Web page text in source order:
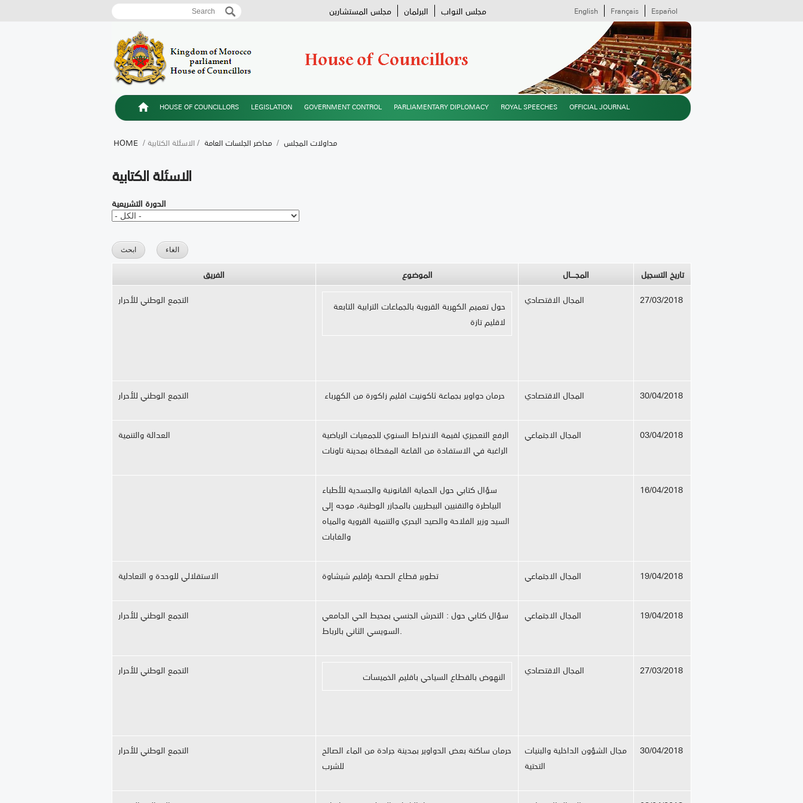
Search form
Search مجلس النواب البرلمان مجلس المستشارين Español
Français
English
HOUSE OF COUNCILLORS LEGISLATION GOVERNMENT CONTROL PARLIAMENTARY DIPLOMACY ROYAL SPEECHES OFFICIAL JOURNAL
HOME / مداولات المجلس / محاضر الجلسات العامة / الاسئلة الكتابية
الاسئلة الكتابية
الدورة التشريعية
الفريق الموضوع المجــــال
تاريخ التسجيل
التجمع الوطني للأحرار
حول تعميم الكهربة القروية بالجماعات الترابية التابعة
لاقليم تازة
المجال الاقتصادي 27/03/2018
التجمع الوطني للأحرار حرمان دواوير بجماعة ثاكونيت اقليم زاكورة من الكهرباء المجال الاقتصادي 30/04/2018
العدالة والتنمية
الرفع التعجيزي لقيمة الانخراط السنوي للجمعيات الرياضية
الراغبة في الاستفادة من القاعة المغطاة بمدينة تاونات
المجال الاجتماعي 03/04/2018
سؤال كتابي حول الحماية القانونية والجسدية للأطباء
البياطرة والتقنيين البيطريين بالمجازر الوطنية، موجه إلى
السيد وزير الفلاحة والصيد البحري والتنمية القروية والمياه
والغابات
16/04/2018
الاستقلالي للوحدة و التعادلية تطوير قطاع الصحة بإقليم شيشاوة المجال الاجتماعي 19/04/2018
التجمع الوطني للأحرار
سؤال كتابي حول : التحرش الجنسي بمحيط الحي الجامعي
السويسي الثاني بالرباط.
المجال الاجتماعي 19/04/2018
التجمع الوطني للأحرار النهوض بالقطاع السياحي باقليم الخميسات المجال الاقتصادي 27/03/2018
التجمع الوطني للأحرار
حرمان ساكنة بعض الدواوير بمدينة جرادة من الماء الصالح
للشرب
مجال الشؤون الداخلية والبنيات
التحتية
30/04/2018